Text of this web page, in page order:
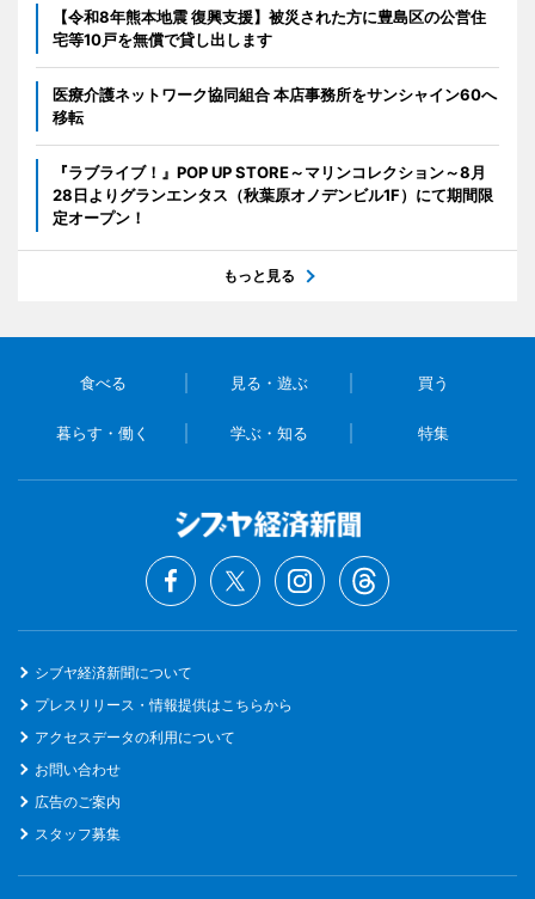
【令和8年熊本地震 復興支援】被災された方に豊島区の公営住
宅等10戸を無償で貸し出します
医療介護ネットワーク協同組合 本店事務所をサンシャイン60へ
移転
『ラブライブ！』POP UP STORE～マリンコレクション～8月
28日よりグランエンタス（秋葉原オノデンビル1F）にて期間限
定オープン！
もっと見る
食べる 見る・遊ぶ 買う
暮らす・働く 学ぶ・知る 特集
シブヤ経済新聞について
プレスリリース・情報提供はこちらから
アクセスデータの利用について
お問い合わせ
広告のご案内
スタッフ募集